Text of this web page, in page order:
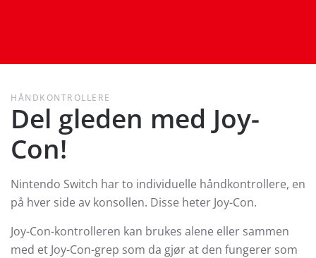
HÅNDKONTROLLERE
Del gleden med Joy-
Con!
Nintendo Switch har to individuelle håndkontrollere, en
på hver side av konsollen. Disse heter Joy-Con.
Joy-Con-kontrolleren kan brukes alene eller sammen
med et Joy-Con-grep som da gjør at den fungerer som